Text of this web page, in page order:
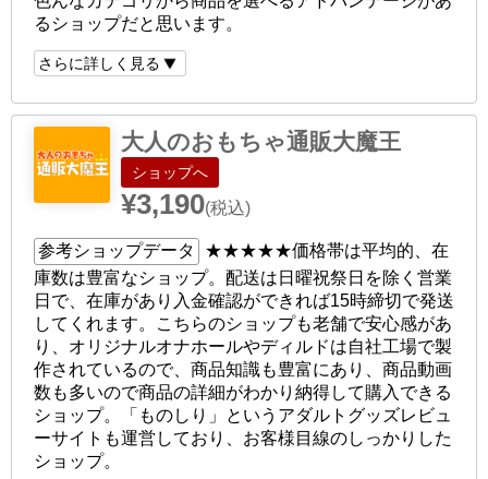
るショップだと思います。
さらに詳しく見る
大人のおもちゃ通販大魔王
ショップへ
¥3,190(税込)
参考ショップデータ ★★★★★価格帯は平均的、在
庫数は豊富なショップ。配送は日曜祝祭日を除く営業
日で、在庫があり入金確認ができれば15時締切で発送
してくれます。こちらのショップも老舗で安心感があ
り、オリジナルオナホールやディルドは自社工場で製
作されているので、商品知識も豊富にあり、商品動画
数も多いので商品の詳細がわかり納得して購入できる
ショップ。「ものしり」というアダルトグッズレビュ
ーサイトも運営しており、お客様目線のしっかりした
ショップ。